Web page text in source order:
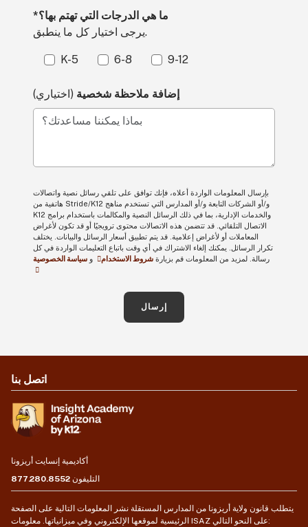
*ما هي الدرجات التي تهتم بها؟
يرجى اختيار كل ما ينطبق.
K-5 6-8 9-12
إضافة ملاحظة شخصية (اختياري)
بماذا يمكننا مساعدتك؟
بإرسال المعلومات الواردة أعلاه، فإنك توافق على تلقي رسائل نصية واتصالات
هاتفية من Stride/K12 و/أو الشركات التابعة و/أو المدارس التي تستخدم مناهج
K12 والخدمات الإدارية، بما في ذلك الرسائل النصية والمكالمات باستخدام برامج
الاتصال التلقائي. قد تتضمن هذه الاتصالات محتوى ترويجيًا أو قد تكون لأغراض
المعاملات أو لأغراض إعلامية. قد يتم تطبيق أسعار الرسائل والبيانات. يختلف
تكرار الرسائل. يمكنك إلغاء الاشتراك في أي وقت باتباع التعليمات الواردة في كل
رسالة. لمزيد من المعلومات قم بزيارة شروط الاستخدام و سياسة الخصوصية
إرسال
اتصل بنا
أكاديمية إنسايت أريزونا
التليفون 877.280.8552
يتطلب قانون ولاية أريزونا من المدارس المستقلة نشر المعلومات التالية على الصفحة
الرئيسية لموقعها الإلكتروني وفي ميزانياتها. معلومات ISAZ على النحو التالي: